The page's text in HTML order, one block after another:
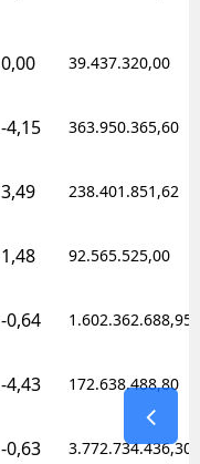
0,00 39.437.320,00
-4,15 363.950.365,60
3,49 238.401.851,62
1,48 92.565.525,00
-0,64 1.602.362.688,95
-4,43 172.638.488,80
-0,63 3.772.734.436,30